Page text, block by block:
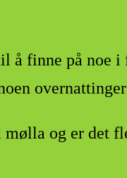
å finne på noe i
og er det